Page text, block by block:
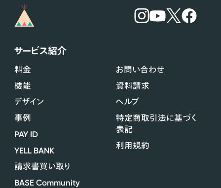
サービス紹介
料金
機能
デザイン
事例
PAY ID
YELL BANK
請求書買い取り
BASE Community
お問い合わせ
資料請求
ヘルプ
特定商取引法に基づく
表記
利用規約